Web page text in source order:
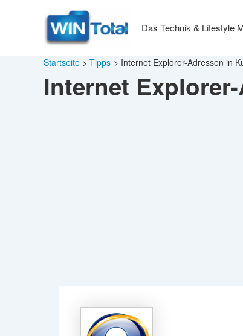
Das Technik & Lifestyle
Startseite Tipps Internet Explorer-Adressen in
Internet